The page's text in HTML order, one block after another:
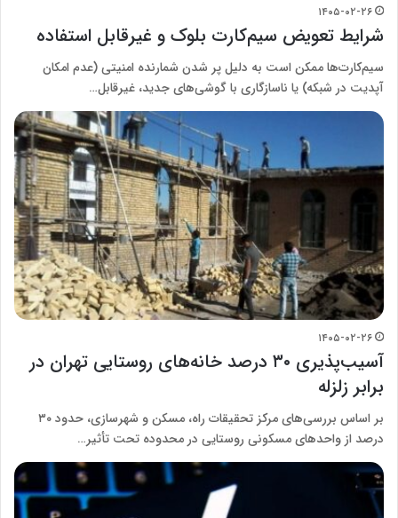
۱۴۰۵-۰۲-۲۶
شرایط تعویض سیم‌کارت بلوک‌ و غیرقابل استفاده
سیم‌کارت‌ها ممکن است به دلیل پر شدن شمارنده امنیتی (عدم امکان
آپدیت در شبکه) یا ناسازگاری با گوشی‌های جدید، غیرقابل…
۱۴۰۵-۰۲-۲۶
آسیب‌پذیری ۳۰ درصد خانه‌های روستایی تهران در
برابر زلزله
بر اساس بررسی‌های مرکز تحقیقات راه، مسکن و شهرسازی، حدود ۳۰
درصد از واحدهای مسکونی روستایی در محدوده تحت تأثیر…